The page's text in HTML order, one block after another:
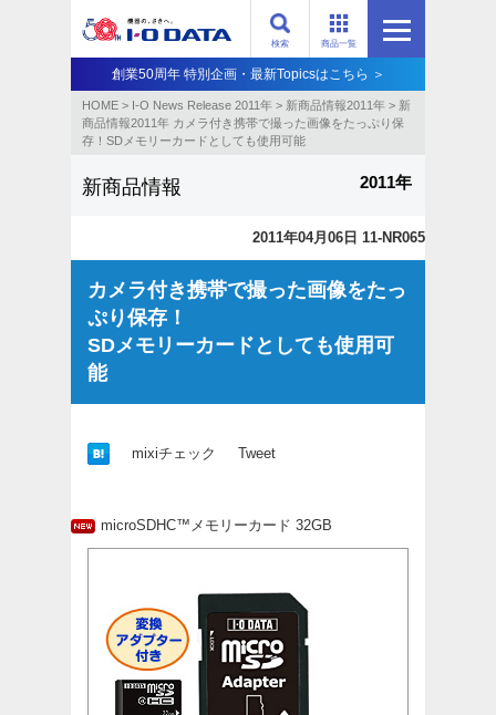
商品一覧
検索
創業50周年 特別企画・最新Topicsはこちら ＞
HOME > I-O News Release 2011年 > 新商品情報2011年 > 新
商品情報2011年 カメラ付き携帯で撮った画像をたっぷり保
存！SDメモリーカードとしても使用可能
新商品情報 2011年
2011年04月06日 11-NR065
カメラ付き携帯で撮った画像をたっ
ぷり保存！
SDメモリーカードとしても使用可
能
mixiチェック Tweet
microSDHC™メモリーカード 32GB